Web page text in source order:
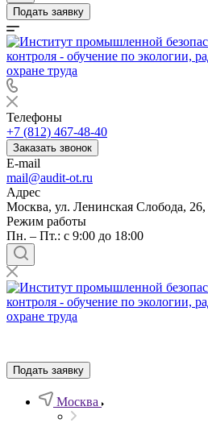
Подать заявку
Телефоны
+7 (812) 467-48-40
Заказать звонок
E-mail
mail@audit-ot.ru
Адрес
Москва, ул. Ленинская Слобода, 26,
Режим работы
Пн. – Пт.: с 9:00 до 18:00
Подать заявку
Москва